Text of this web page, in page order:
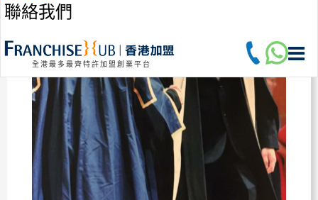
聯絡我們
全港最多最齊特許加盟創業平台